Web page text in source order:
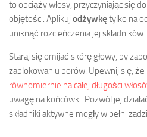
to obciąży włosy, przyczyniając się
objętości. Aplikuj odżywkętylko na
uniknąć rozcieńczenia jej składników.
Staraj się omijać skórę głowy, by
zablokowaniu porów. Upewnij się,
równomiernie na całej długości
uwagę na końcówki. Pozwól jej
składniki aktywne mogły w pełni